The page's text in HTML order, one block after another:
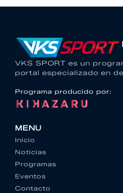
VKS SPORT es un
portal especializado en
Programa producido por:
MENU
Inicio
Noticias
Programas
Eventos
Contacto